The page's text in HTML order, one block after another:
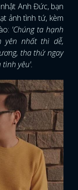
Anh Đức, bạn
ảnh tình tứ, kèm
'Chúng ta hạnh
yên nhất thì dễ,
tha thứ ngay
yêu'.